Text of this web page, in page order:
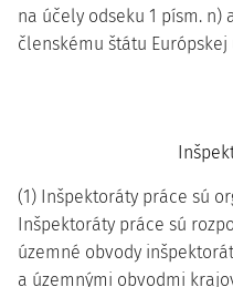
na účely odseku 1 písm.
členskému štátu
(1) Inšpektoráty práce sú
Inšpektoráty práce sú
územné obvody
a územnými obvodmi